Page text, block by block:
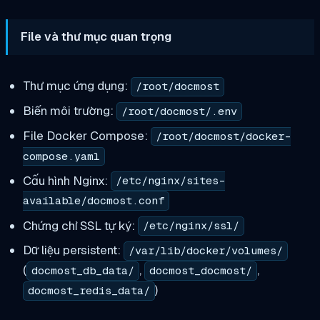
File và thư mục quan trọng
Thư mục ứng dụng: /root/docmost
Biến môi trường: /root/docmost/.env
File Docker Compose:
/root/docmost/docker-
compose.yaml
Cấu hình Nginx:
/etc/nginx/sites-
available/docmost.conf
Chứng chỉ SSL tự ký: /etc/nginx/ssl/
Dữ liệu persistent: /var/lib/docker/volumes/
( docmost_db_data/ , docmost_docmost/ ,
docmost_redis_data/ )